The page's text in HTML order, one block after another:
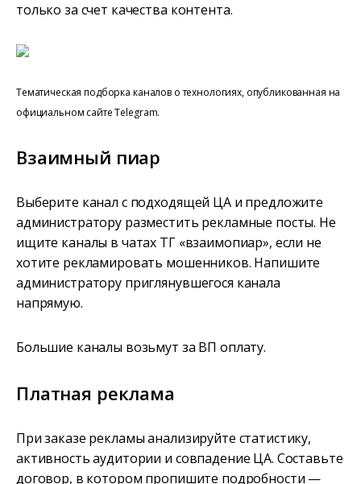
только за счет качества контента.
Тематическая подборка каналов о технологиях, опубликованная на
официальном сайте Telegram.
Взаимный пиар
Выберите канал с подходящей ЦА и предложите
администратору разместить рекламные посты. Не
ищите каналы в чатах ТГ «взаимопиар», если не
хотите рекламировать мошенников. Напишите
администратору приглянувшегося канала
напрямую.
Большие каналы возьмут за ВП оплату.
Платная реклама
При заказе рекламы анализируйте статистику,
активность аудитории и совпадение ЦА. Составьте
договор, в котором пропишите подробности —